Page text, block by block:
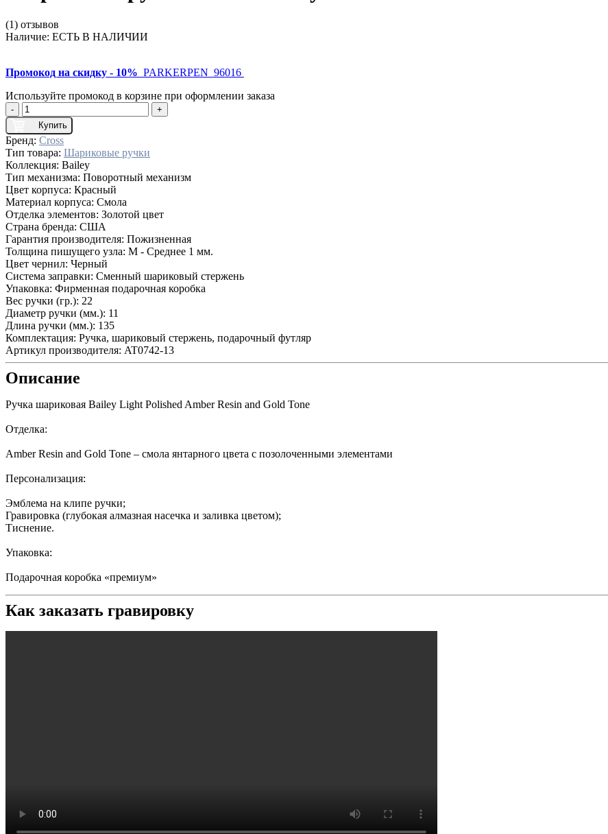
(1) отзывов
Наличие: ЕСТЬ В НАЛИЧИИ
Промокод на скидку - 10% PARKERPEN_96016
Используйте промокод в корзине при оформлении заказа
-
+
Купить
Бренд: Cross
Тип товара: Шариковые ручки
Коллекция: Bailey
Тип механизма: Поворотный механизм
Цвет корпуса: Красный
Материал корпуса: Смола
Отделка элементов: Золотой цвет
Страна бренда: США
Гарантия производителя: Пожизненная
Толщина пишущего узла: M - Среднее 1 мм.
Цвет чернил: Черный
Система заправки: Сменный шариковый стержень
Упаковка: Фирменная подарочная коробка
Вес ручки (гр.): 22
Диаметр ручки (мм.): 11
Длина ручки (мм.): 135
Комплектация: Ручка, шариковый стержень, подарочный футляр
Артикул производителя: AT0742-13
Описание
Ручка шариковая Bailey Light Polished Amber Resin and Gold Tone
Отделка:
Amber Resin and Gold Tone – смола янтарного цвета с позолоченными элементами
Персонализация:
Эмблема на клипе ручки;
Гравировка (глубокая алмазная насечка и заливка цветом);
Тиснение.
Упаковка:
Подарочная коробка «премиум»
Как заказать гравировку